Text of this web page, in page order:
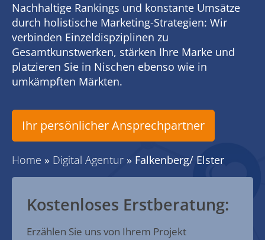
Nachhaltige Rankings und konstante Umsätze
durch holistische Marketing-Strategien: Wir
verbinden Einzeldispziplinen zu
Gesamtkunstwerken, stärken Ihre Marke und
platzieren Sie in Nischen ebenso wie in
umkämpften Märkten.
Ihr persönlicher Ansprechpartner
Home » Digital Agentur » Falkenberg/ Elster
Kostenloses Erstberatung:
Erzählen Sie uns von Ihrem Projekt